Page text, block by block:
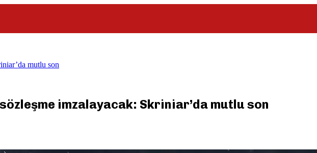
mutlu son
imzalayacak: Skriniar’da mutlu son